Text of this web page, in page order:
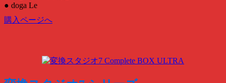
● doga Le
購入ページへ